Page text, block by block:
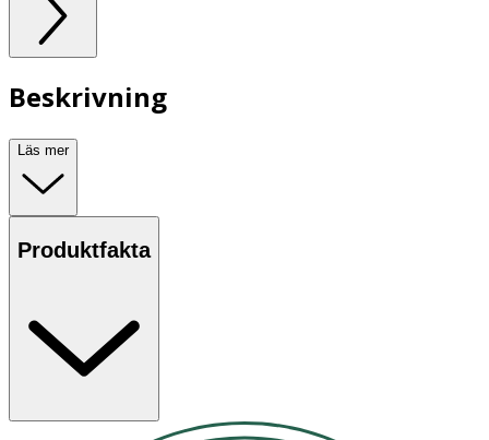
Beskrivning
Läs mer
Produktfakta